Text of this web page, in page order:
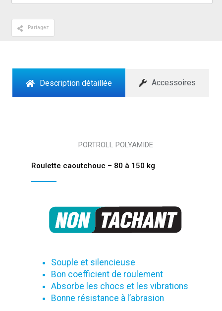
Partagez
Description détaillée Accessoires
PORTROLL POLYAMIDE
Roulette caoutchouc – 80 à 150 kg
Souple et silencieuse
Bon coefficient de roulement
Absorbe les chocs et les vibrations
Bonne résistance à l’abrasion